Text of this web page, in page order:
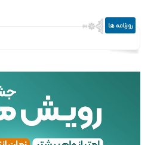
روزنامه ها